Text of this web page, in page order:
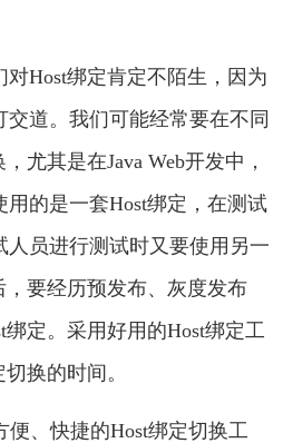
Host绑定肯定不陌生，因为
道。我们可能经常要在不同
尤其是在Java Web开发中，
的是一套Host绑定，在测试
员进行测试时又要使用另一
要经历预发布、灰度发布
定。采用好用的Host绑定工
换的时间。
便、快捷的Host绑定切换工